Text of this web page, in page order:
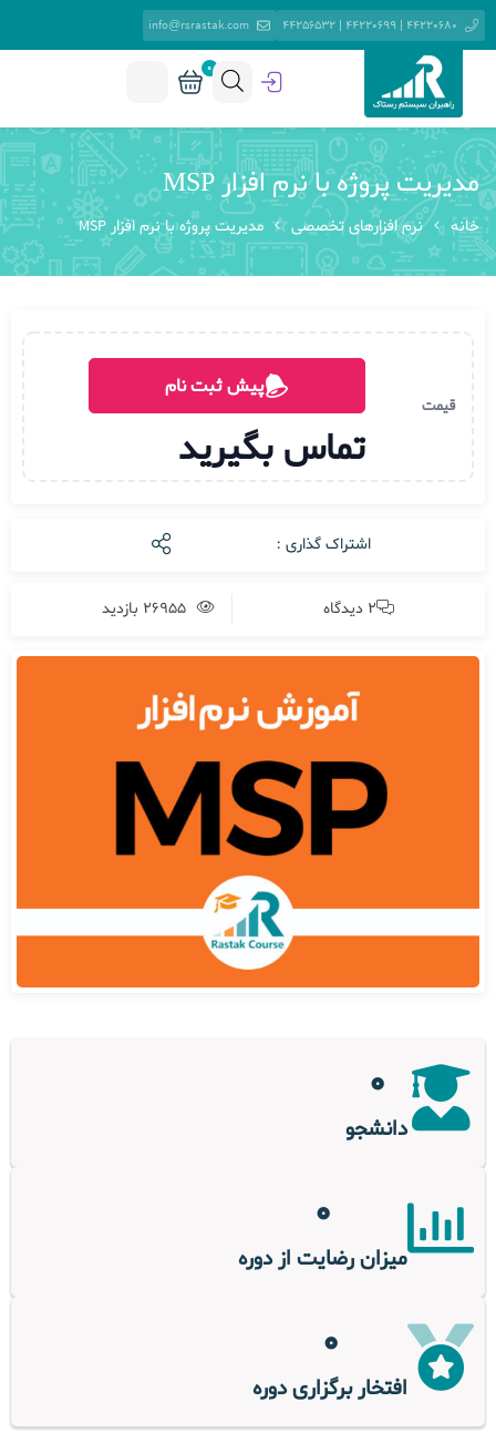
44220680 | 44220699 | 44256532
info@rsrastak.com
0
مدیریت پروژه با نرم افزار MSP
خانه نرم افزارهای تخصصی مدیریت پروژه با نرم افزار MSP
قیمت
پیش ثبت نام
تماس بگیرید
اشتراک گذاری :
2 دیدگاه 26955 بازدید
دانشجو
0
میزان رضایت از دوره
0
افتخار برگزاری دوره
0